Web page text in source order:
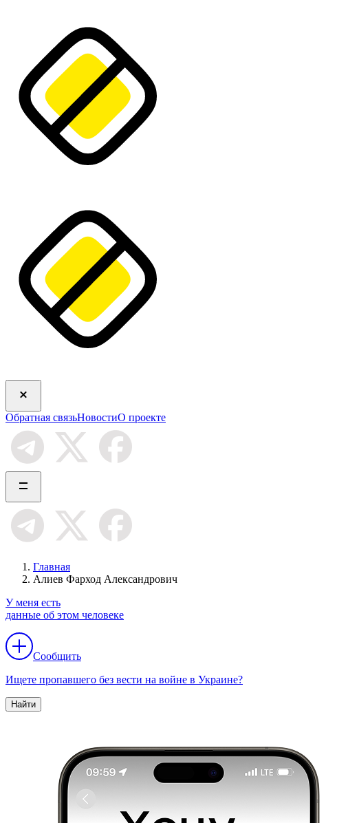
Обратная связьНовостиО проекте
Главная
Алиев Фарход Александрович
У меня есть
данные об этом человеке
Сообщить
Ищете пропавшего без вести на войне в Украине?
Найти